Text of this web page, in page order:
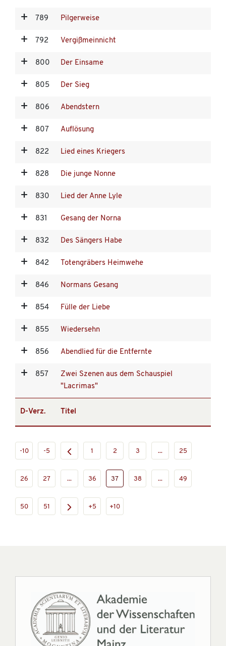
789 Pilgerweise
792 Vergißmeinnicht
800 Der Einsame
805 Der Sieg
806 Abendstern
807 Auflösung
822 Lied eines Kriegers
828 Die junge Nonne
830 Lied der Anne Lyle
831 Gesang der Norna
832 Des Sängers Habe
842 Totengräbers Heimwehe
846 Normans Gesang
854 Fülle der Liebe
855 Wiedersehn
856 Abendlied für die Entfernte
857
Zwei Szenen aus dem Schauspiel
"Lacrimas"
D-Verz. Titel
-10 -5 1 2 3 ... 25
26 27 ... 36 37 38 ... 49
50 51 +5 +10